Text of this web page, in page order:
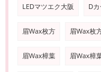
LEDマツエク大阪 D
眉Wax枚方 眉Wax枚
眉Wax樟葉 眉Wax樟